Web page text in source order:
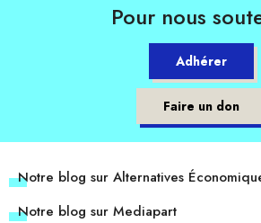
Pour nous
Adhérer
Faire un don
Notre blog sur Alternatives
Notre blog sur Mediapart